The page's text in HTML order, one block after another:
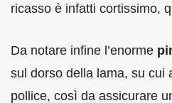
ricasso è infatti cortissimo,
Da notare infine l’enorme
sul dorso della lama, su cui
pollice, così da assicurare